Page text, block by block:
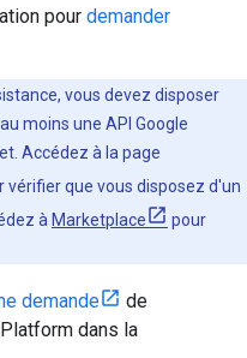
pour demander
vous devez disposer
moins une API Google
Accédez à la page
vérifier que vous disposez d'un
à Marketplace
pour
demande
de
dans la